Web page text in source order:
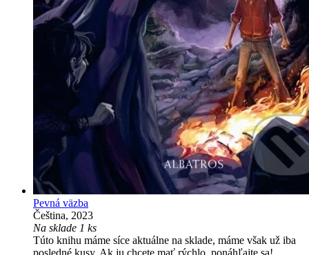
Pevná väzba
Čeština, 2023
Na sklade 1 ks
Túto knihu máme síce aktuálne na sklade, máme však už iba
posledné kusy. Ak ju chcete mať rýchlo, ponáhľajte sa!